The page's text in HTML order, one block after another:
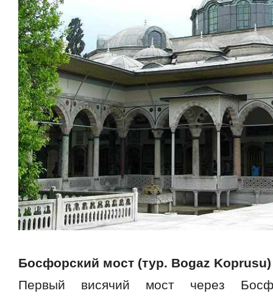
Босфорский мост (тур. Bogaz Koprusu)
Первый висячий мост через